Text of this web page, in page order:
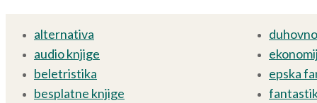
alternativa
audio knjige
beletristika
besplatne knjige
epska